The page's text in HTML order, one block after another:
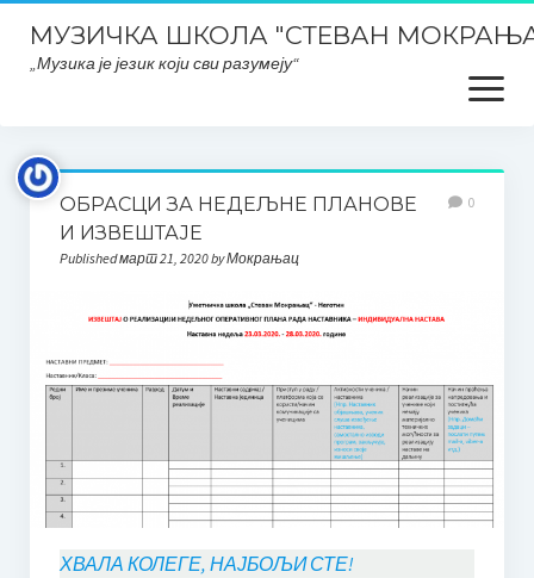
МУЗИЧКА ШКОЛА "СТЕВАН
„Музика је језик који сви разумеју“
open
menu
Почетна
Школски ПЛАНОВИ и ИЗВЕШТАЈИ
Планска документа школе, извештаји, развојни планови
Закони и правилници
ОДЛУКЕ
ОБРАСЦИ ЗА НЕДЕЉНЕ ПЛАНОВЕ
И ИЗВЕШТАЈЕ
Published март 21, 2020 by Мокрањац
0
ХВАЛА КОЛЕГЕ, НАЈБОЉИ СТЕ!